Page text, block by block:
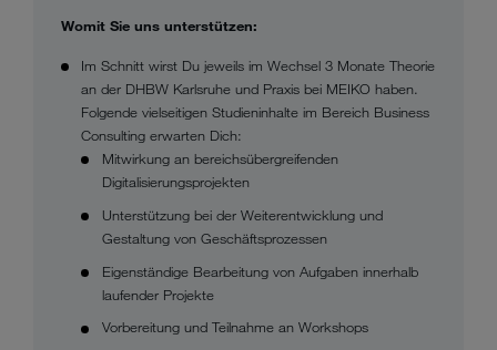
Womit Sie uns unterstützen:
Im Schnitt wirst Du jeweils im Wechsel 3 Monate Theorie
an der DHBW Karlsruhe und Praxis bei MEIKO haben.
Folgende vielseitigen Studieninhalte im Bereich Business
Consulting erwarten Dich:
Mitwirkung an bereichsübergreifenden
Digitalisierungsprojekten
Unterstützung bei der Weiterentwicklung und
Gestaltung von Geschäftsprozessen
Eigenständige Bearbeitung von Aufgaben innerhalb
laufender Projekte
Vorbereitung und Teilnahme an Workshops